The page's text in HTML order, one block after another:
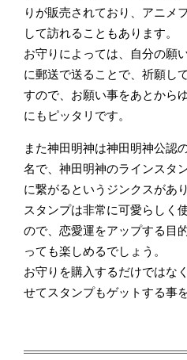
りが販売されており、アニメ
して訪れることもあります。
お守りによっては、自分の願
に郵送で送ることで、祈願し
すので、お願い事をあとから
にもピッタリです。
また神田明神は神田明神公認
名で、神田明神のラインスタ
に繋がるというジンクスがあり
スタンプは非常に可愛らしく
ので、恋愛運をアップする目
っても楽しめるでしょう。
お守りを購入するだけではな
せてスタンプもゲットする事